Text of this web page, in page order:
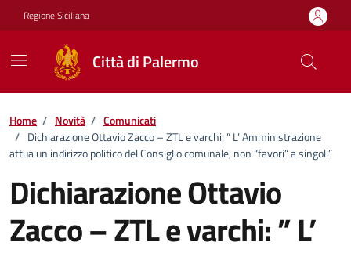
Vai ai contenuti
Vai al footer
Regione Siciliana
Città di Palermo
Home / Novità / Comunicati
/ Dichiarazione Ottavio Zacco – ZTL e varchi: ” L’ Amministrazione
attua un indirizzo politico del Consiglio comunale, non “favori” a singoli”
Dichiarazione Ottavio
Zacco – ZTL e varchi: ” L’